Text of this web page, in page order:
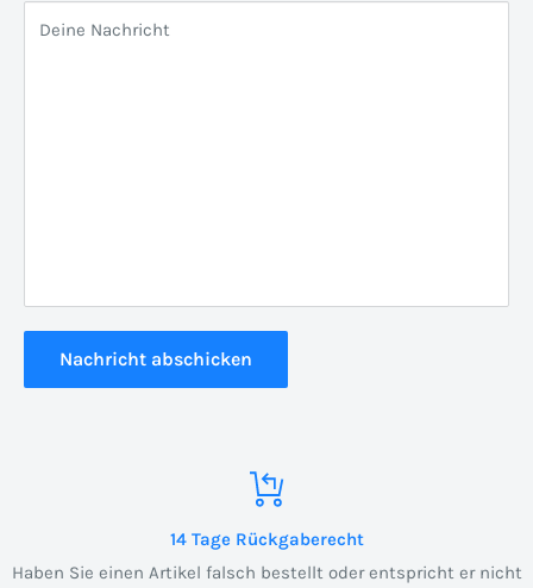
Deine Nachricht
Nachricht abschicken
14 Tage Rückgaberecht
Haben Sie einen Artikel falsch bestellt oder entspricht er nicht